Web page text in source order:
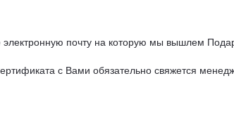
электронную почту на которую мы вышлем
с Вами обязательно свяжется